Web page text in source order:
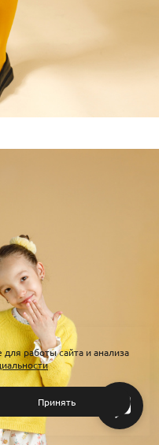
работы сайта и анализа
Принять